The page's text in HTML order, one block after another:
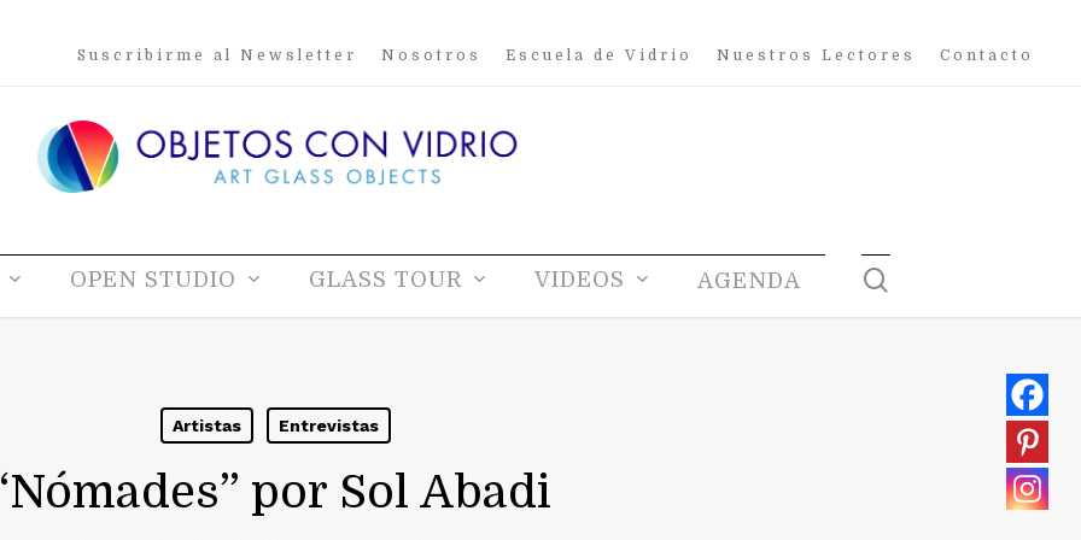
Suscribirme al Newsletter Nosotros Escuela de Vidrio Nuestros Lectores Contacto
OPEN STUDIO GLASS TOUR VIDEOS AGENDA
Artistas Entrevistas
por Sol Abadi